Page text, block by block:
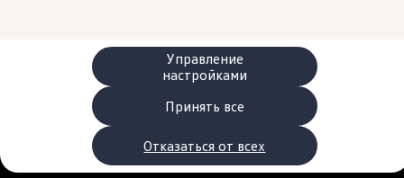
Принять все
Отказаться от всех
Управление
настройками
Персонализация
Настенная зарядная станция и кабели для
Важная информация для клиентов
Переработка и возврат продукции
Кампании по отзыву автомобилей
Предупредительные и контрольные
Обновления программного обеспечения
Обновления программного обеспечения для